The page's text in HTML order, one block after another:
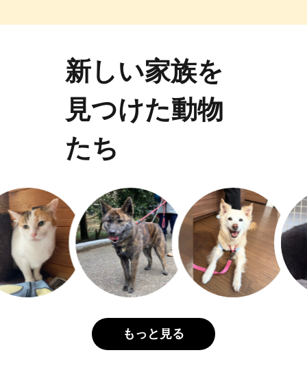
新しい家族を
見つけた動物
たち
もっと見る